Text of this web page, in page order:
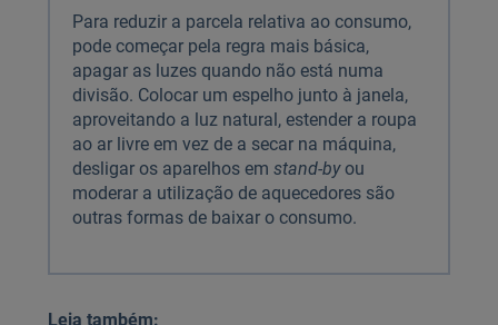
Para reduzir a parcela relativa ao consumo,
pode começar pela regra mais básica,
apagar as luzes quando não está numa
divisão. Colocar um espelho junto à janela,
aproveitando a luz natural, estender a roupa
ao ar livre em vez de a secar na máquina,
desligar os aparelhos em stand-byou
moderar a utilização de aquecedores são
outras formas de baixar o consumo.
Leia também: